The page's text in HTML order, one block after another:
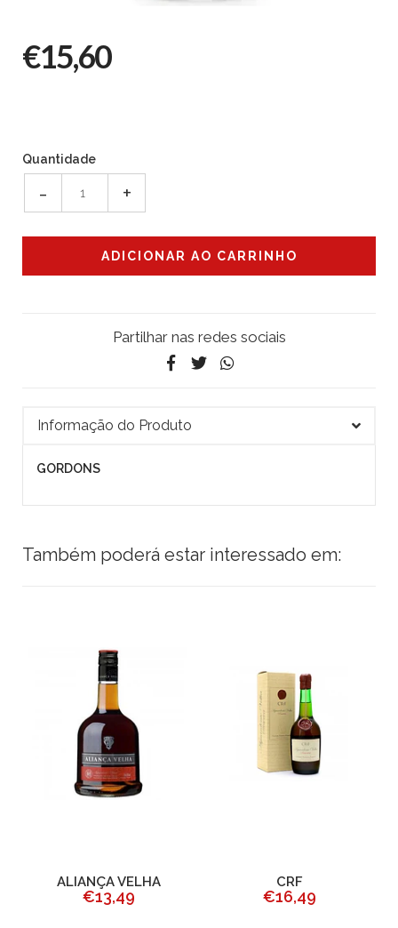
€15,60
Quantidade
- +
Partilhar nas redes sociais
Informação do Produto
GORDONS
Também poderá estar interessado em:
ALIANÇA VELHA
€13,49
CRF
€16,49